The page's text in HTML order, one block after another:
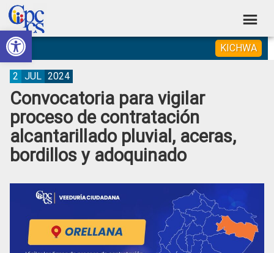
Abrir barra de herramientas
Skip
to
primary
navigation
Skip
to
main
content
Skip
to
primary
sidebar
Skip
to
footer
Consejo
de
Participación
Ciudadana
Control
Social
Construyendo
Poder
Ciudadano
KICHWA
Convocatoria para vigilar
proceso de contratación
alcantarillado pluvial, aceras,
bordillos y adoquinado
2 JUL 2024